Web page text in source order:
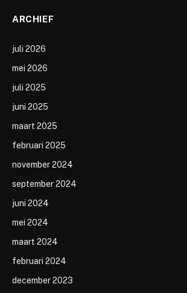
ARCHIEF
juli 2026
mei 2026
juli 2025
juni 2025
maart 2025
februari 2025
november 2024
september 2024
juni 2024
mei 2024
maart 2024
februari 2024
december 2023